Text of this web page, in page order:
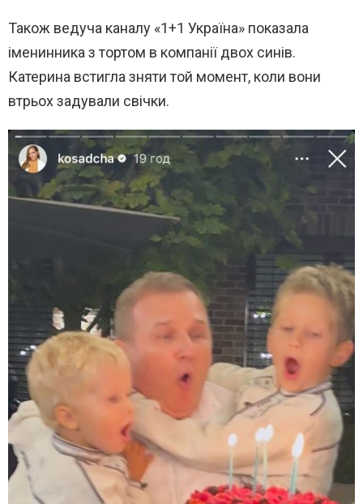
Також ведуча каналу «1+1 Україна» показала
іменинника з тортом в компанії двох синів.
Катерина встигла зняти той момент, коли вони
втрьох задували свічки.